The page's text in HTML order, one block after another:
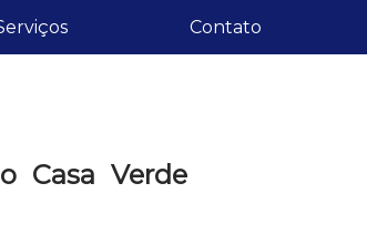
Contato
Casa Verde